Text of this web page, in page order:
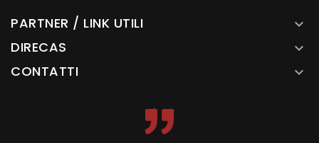
PARTNER / LINK UTILI 
DIRECAS 
CONTATTI 